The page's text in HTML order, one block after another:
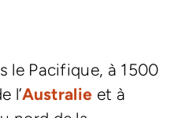
le Pacifique, à 1500
l’Australie et à